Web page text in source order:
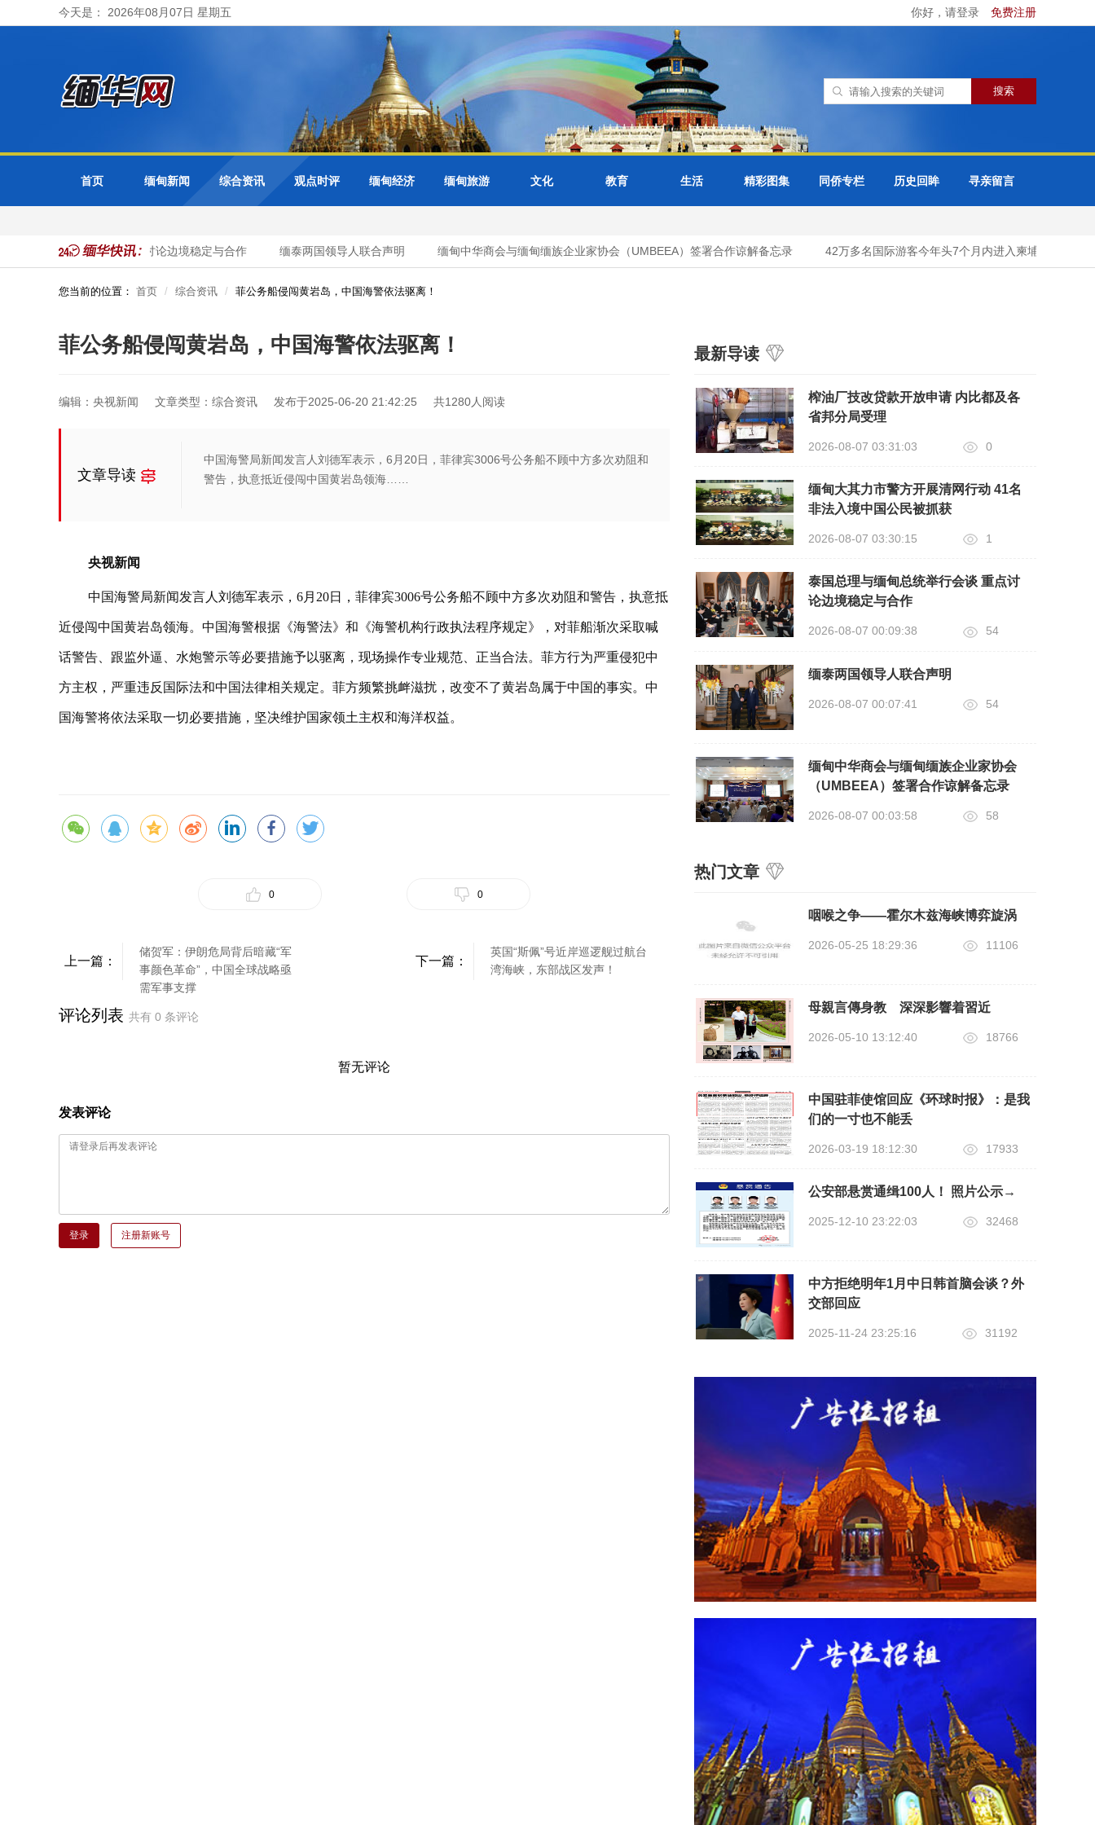
今天是： 2026年08月07日 星期五 你好，请登录 免费注册
首页 缅甸新闻 综合资讯 观点时评 缅甸经济 缅甸旅游 文化 教育 生活 精彩图集 同侨专栏 历史回眸 寻亲留言
与缅甸总统举行会谈 重点讨论边境稳定与合作 缅泰两国领导人联合声明 缅甸中华商会与缅甸缅族企业家协会（UMBEEA）签署合作谅解备忘录 42万多名国际游客今年头7个月内进入柬埔寨吴哥窟考
您当前的位置： 首页 综合资讯 菲公务船侵闯黄岩岛，中国海警依法驱离！
菲公务船侵闯黄岩岛，中国海警依法驱离！
编辑：央视新闻 文章类型：综合资讯 发布于2025-06-20 21:42:25 共1280人阅读
文章导读
中国海警局新闻发言人刘德军表示，6月20日，菲律宾3006号公务船不顾中方多次劝阻和
警告，执意抵近侵闯中国黄岩岛领海……
央视新闻
中国海警局新闻发言人刘德军表示，6月20日，菲律宾3006号公务船不顾中方多次劝阻和警告，执意抵
近侵闯中国黄岩岛领海。中国海警根据《海警法》和《海警机构行政执法程序规定》，对菲船渐次采取喊
话警告、跟监外逼、水炮警示等必要措施予以驱离，现场操作专业规范、正当合法。菲方行为严重侵犯中
方主权，严重违反国际法和中国法律相关规定。菲方频繁挑衅滋扰，改变不了黄岩岛属于中国的事实。中
国海警将依法采取一切必要措施，坚决维护国家领土主权和海洋权益。
0 0
上一篇：
储贺军：伊朗危局背后暗藏“军
事颜色革命”，中国全球战略亟
需军事支撑
下一篇：
英国“斯佩”号近岸巡逻舰过航台
湾海峡，东部战区发声！
评论列表 共有 0 条评论
暂无评论
发表评论
登录 注册新账号
最新导读
榨油厂技改贷款开放申请 内比都及各
省邦分局受理
2026-08-07 03:31:03 0
缅甸大其力市警方开展清网行动 41名
非法入境中国公民被抓获
2026-08-07 03:30:15 1
泰国总理与缅甸总统举行会谈 重点讨
论边境稳定与合作
2026-08-07 00:09:38 54
缅泰两国领导人联合声明
2026-08-07 00:07:41 54
缅甸中华商会与缅甸缅族企业家协会
（UMBEEA）签署合作谅解备忘录
2026-08-07 00:03:58 58
热门文章
咽喉之争——霍尔木兹海峡博弈旋涡
2026-05-25 18:29:36 11106
母親言傳身教 深深影響着習近
2026-05-10 13:12:40 18766
中国驻菲使馆回应《环球时报》：是我
们的一寸也不能丢
2026-03-19 18:12:30 17933
公安部悬赏通缉100人！ 照片公示→
2025-12-10 23:22:03 32468
中方拒绝明年1月中日韩首脑会谈？外
交部回应
2025-11-24 23:25:16 31192